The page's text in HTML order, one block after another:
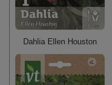
Dahlia Ellen Houston